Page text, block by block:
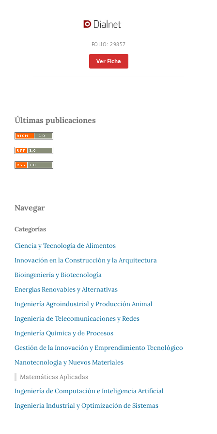
FOLIO: 29857
Ver Ficha
Últimas publicaciones
Navegar
Categorías
Ciencia y Tecnología de Alimentos
Innovación en la Construcción y la Arquitectura
Bioingeniería y Biotecnología
Energías Renovables y Alternativas
Ingeniería Agroindustrial y Producción Animal
Ingeniería de Telecomunicaciones y Redes
Ingeniería Química y de Procesos
Gestión de la Innovación y Emprendimiento Tecnológico
Nanotecnología y Nuevos Materiales
Matemáticas Aplicadas
Ingeniería de Computación e Inteligencia Artificial
Ingeniería Industrial y Optimización de Sistemas